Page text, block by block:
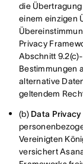
die
einem einzigen
Privacy
Abschnitt
Bestimmungen
alternative
geltendem
(b) Data
Vereinigten
versichert